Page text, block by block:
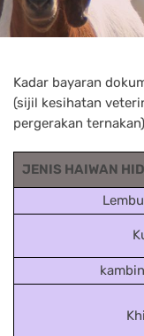
Kadar bayaran
(sijil kesihatan
pergerakan
JENIS HAIWAN